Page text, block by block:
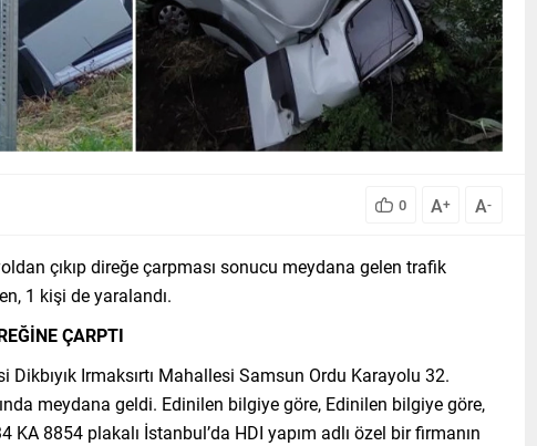
0 A+ A-
çıkıp direğe çarpması sonucu meydana gelen trafik
1 kişi de yaralandı.
ÇARPTI
Dikbıyık Irmaksırtı Mahallesi Samsun Ordu Karayolu 32.
meydana geldi. Edinilen bilgiye göre, Edinilen bilgiye göre,
8854 plakalı İstanbul’da HDI yapım adlı özel bir firmanın